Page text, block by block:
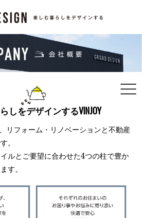
しをデザインするVINJOY
リフォーム・リノベーションと不動産
。
ルとご要望に合わせた4つの柱で豊か
す。